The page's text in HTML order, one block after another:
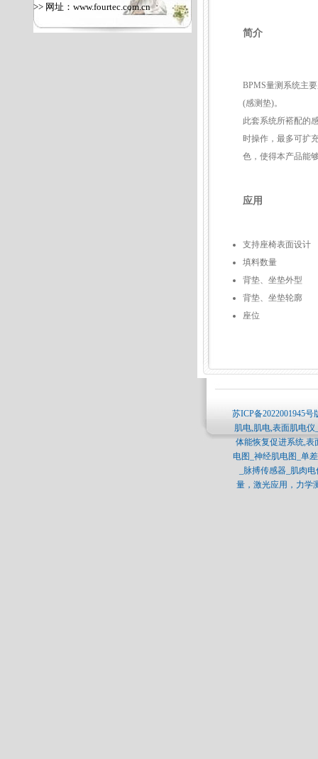
>> 网址： www.fourtec.com.cn
简介
BPMS量测系统主
(感测垫)。
此套系统所褡配的
时操作，最多可扩
色，使得本产品能
应用
支持座椅表面设计
填料数量
背垫、坐垫外型
背垫、坐垫轮廓
座位
苏ICP备2022001945号
肌电,肌电,表面肌电
体能恢复促进系统,表
电图_神经肌电图_单
_脉搏传感器_肌肉
量，激光应用，力学